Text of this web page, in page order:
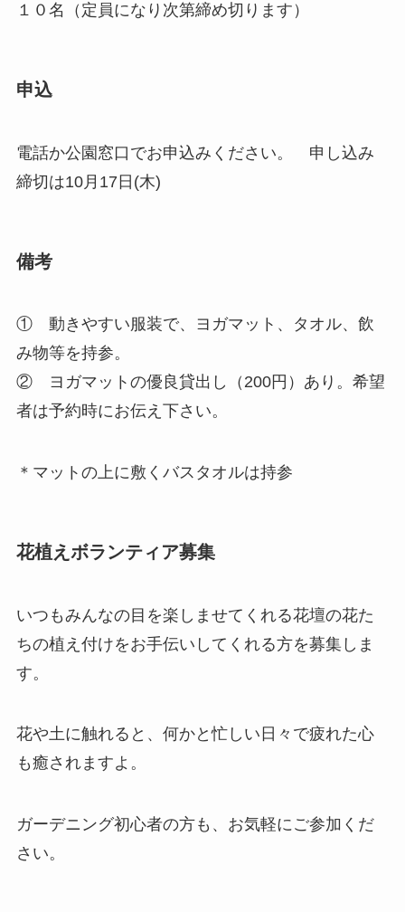
１０名（定員になり次第締め切ります）
申込
電話か公園窓口でお申込みください。 申し込み
締切は10月17日(木)
備考
① 動きやすい服装で、ヨガマット、タオル、飲
み物等を持参。
② ヨガマットの優良貸出し（200円）あり。希望
者は予約時にお伝え下さい。
＊マットの上に敷くバスタオルは持参
花植えボランティア募集
いつもみんなの目を楽しませてくれる花壇の花た
ちの植え付けをお手伝いしてくれる方を募集しま
す。
花や土に触れると、何かと忙しい日々で疲れた心
も癒されますよ。
ガーデニング初心者の方も、お気軽にご参加くだ
さい。